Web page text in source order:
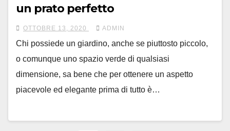
un prato perfetto
OTTOBRE 13, 2020 ADMIN
Chi possiede un giardino, anche se piuttosto piccolo,
o comunque uno spazio verde di qualsiasi
dimensione, sa bene che per ottenere un aspetto
piacevole ed elegante prima di tutto è…